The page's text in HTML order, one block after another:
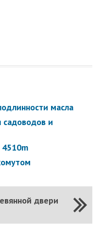
масла
садоводов и
4510m
двери